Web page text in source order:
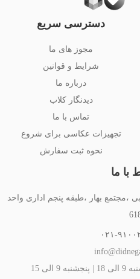
دسترسی سریع
مجوز های ما
شرایط و قوانین
درباره ما
دیدنگار کلاب
تماس با ما
تجهیزات عکاسی برای شروع
نحوه ثبت سفارش
با ما
،مجتمع بهار ،طبقه پنجم اداری واحد
۹۱۰۰۲۶۴۰
15